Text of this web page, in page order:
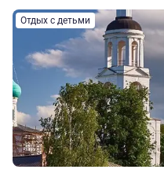
Отдых с детьми